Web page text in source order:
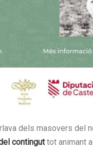
dels masovers del
continguttot animant